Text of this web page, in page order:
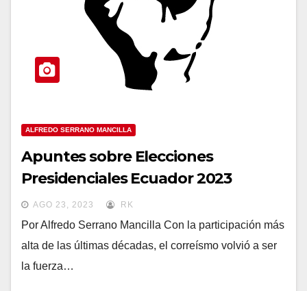
ALFREDO SERRANO MANCILLA
Apuntes sobre Elecciones
Presidenciales Ecuador 2023
AGO 23, 2023 RK
Por Alfredo Serrano Mancilla Con la participación más
alta de las últimas décadas, el correísmo volvió a ser
la fuerza…